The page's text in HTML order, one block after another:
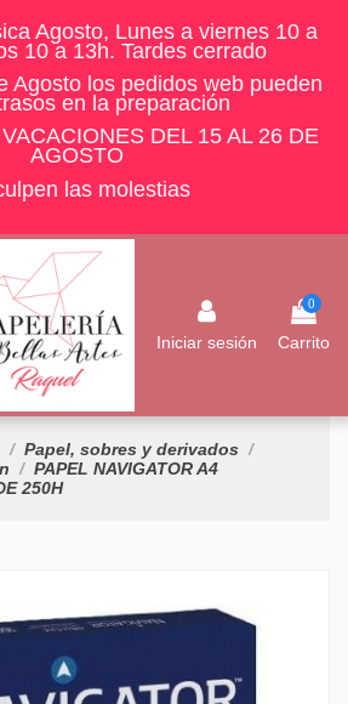
Agosto, Lunes a viernes 10 a
10 a 13h. Tardes cerrado
Agosto los pedidos web pueden
en la preparación
DEL 15 AL 26 DE
AGOSTO
las molestias
Iniciar sesión
0
Carrito
Papel, sobres y derivados
PAPEL NAVIGATOR A4
250H